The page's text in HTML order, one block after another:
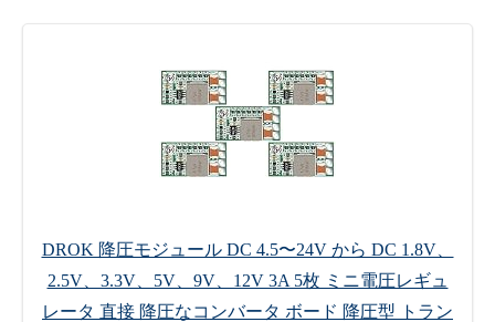
DROK 降圧モジュール DC 4.5〜24V から DC 1.8V、
2.5V、3.3V、5V、9V、12V 3A 5枚 ミニ電圧レギュ
レータ 直接 降圧なコンバータ ボード 降圧型 トラン